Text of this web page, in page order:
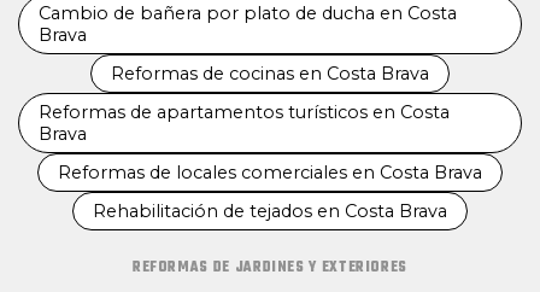
Cambio de bañera por plato de ducha en Costa
Brava
Reformas de cocinas en Costa Brava
Reformas de apartamentos turísticos en Costa
Brava
Reformas de locales comerciales en Costa Brava
Rehabilitación de tejados en Costa Brava
REFORMAS DE JARDINES Y EXTERIORES